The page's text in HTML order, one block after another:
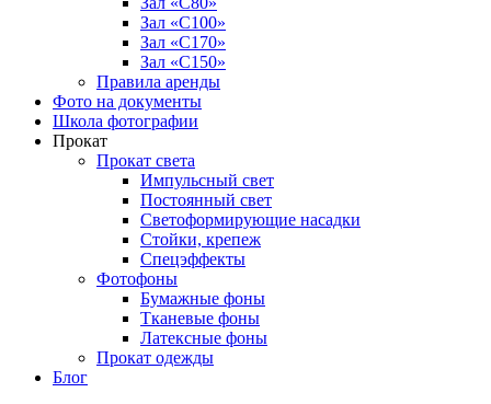
Зал «С100»
Зал «С170»
Зал «С150»
Правила аренды
Фото на документы
Школа фотографии
Прокат
Прокат света
Импульсный свет
Постоянный свет
Светоформирующие насадки
Стойки, крепеж
Спецэффекты
Фотофоны
Бумажные фоны
Тканевые фоны
Латексные фоны
Прокат одежды
Блог